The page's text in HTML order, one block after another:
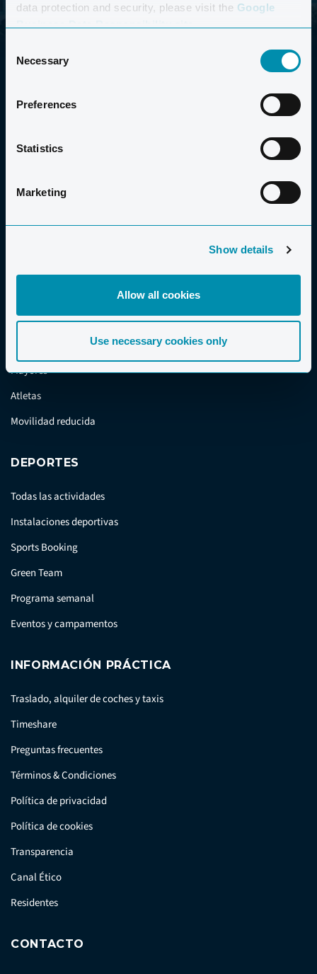
data protection and security, please visit the Google
Selection
Necessary
Preferences
Statistics
Marketing
Show details
Allow all cookies
Use necessary cookies only
2006-2026 CLUB LA SANTA S.A.U.
Viajar solo / Solteros
Mayores
Atletas
Movilidad reducida
DEPORTES
Todas las actividades
Instalaciones deportivas
Sports Booking
Green Team
Programa semanal
Eventos y campamentos
INFORMACIÓN PRÁCTICA
Traslado, alquiler de coches y taxis
Timeshare
Preguntas frecuentes
Términos & Condiciones
Política de privacidad
Política de cookies
Transparencia
Canal Ético
Residentes
CONTACTO